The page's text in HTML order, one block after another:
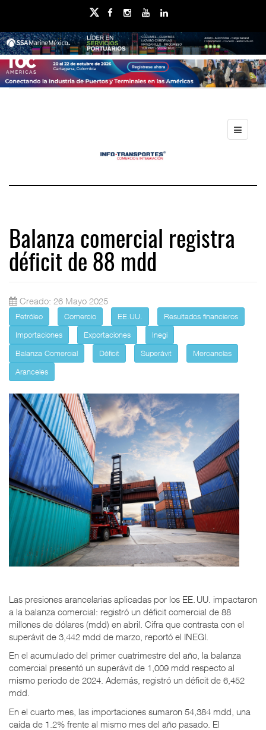
Balanza comercial registra
déficit de 88 mdd
Creado: 26 Mayo 2025
Petróleo Comercio EE.UU.
Resultados financieros
Importaciones
Exportaciones
Inegi
Balanza Comercial
Déficit Superávit
Mercancías
Aranceles
Las presiones arancelarias aplicadas por los EE. UU. impactaron
a la balanza comercial: registró un déficit comercial de 88
millones de dólares (mdd) en abril. Cifra que contrasta con el
superávit de 3,442 mdd de marzo, reportó el INEGI.
En el acumulado del primer cuatrimestre del año, la balanza
comercial presentó un superávit de 1,009 mdd respecto al
mismo periodo de 2024. Además, registró un déficit de 6,452
mdd.
En el cuarto mes, las importaciones sumaron 54,384 mdd, una
caída de 1.2% frente al mismo mes del año pasado. El